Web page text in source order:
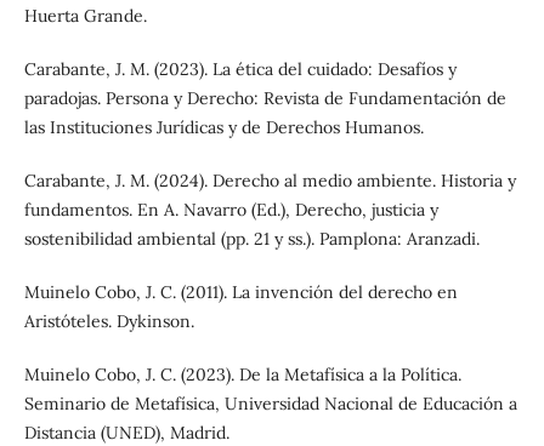
Huerta Grande.
Carabante, J. M. (2023). La ética del cuidado: Desafíos y
paradojas. Persona y Derecho: Revista de Fundamentación de
las Instituciones Jurídicas y de Derechos Humanos.
Carabante, J. M. (2024). Derecho al medio ambiente. Historia y
fundamentos. En A. Navarro (Ed.), Derecho, justicia y
sostenibilidad ambiental (pp. 21 y ss.). Pamplona: Aranzadi.
Muinelo Cobo, J. C. (2011). La invención del derecho en
Aristóteles. Dykinson.
Muinelo Cobo, J. C. (2023). De la Metafísica a la Política.
Seminario de Metafísica, Universidad Nacional de Educación a
Distancia (UNED), Madrid.